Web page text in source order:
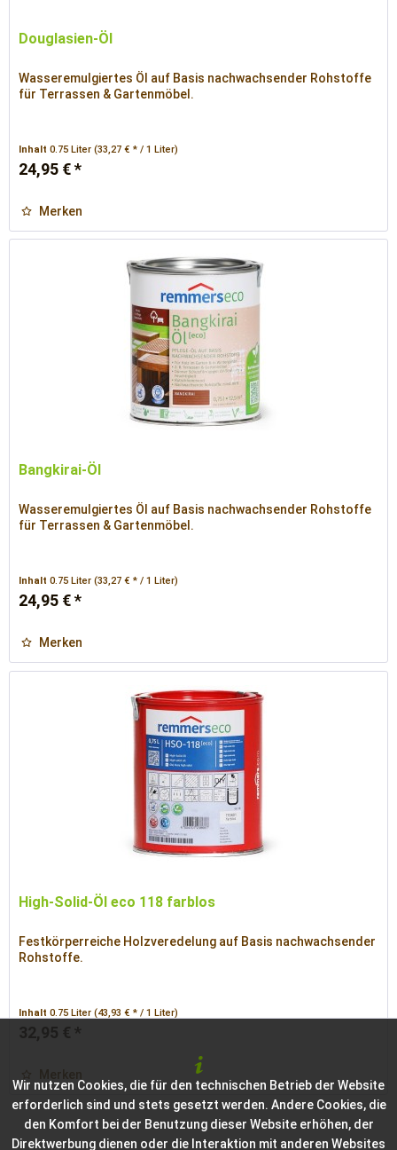
Douglasien-Öl
Wasseremulgiertes Öl auf Basis nachwachsender Rohstoffe
für Terrassen & Gartenmöbel.
Inhalt0.75 Liter(33,27 € * / 1 Liter)
24,95 € *
Merken
Bangkirai-Öl
Wasseremulgiertes Öl auf Basis nachwachsender Rohstoffe
für Terrassen & Gartenmöbel.
Inhalt0.75 Liter(33,27 € * / 1 Liter)
24,95 € *
Merken
High-Solid-Öl eco 118 farblos
Festkörperreiche Holzveredelung auf Basis nachwachsender
Rohstoffe.
Inhalt0.75 Liter(43,93 € * / 1 Liter)
32,95 € *
Merken
Wir nutzen Cookies, die für den technischen Betrieb der Website
erforderlich sind und stets gesetzt werden. Andere Cookies, die
den Komfort bei der Benutzung dieser Website erhöhen, der
Direktwerbung dienen oder die Interaktion mit anderen Websites